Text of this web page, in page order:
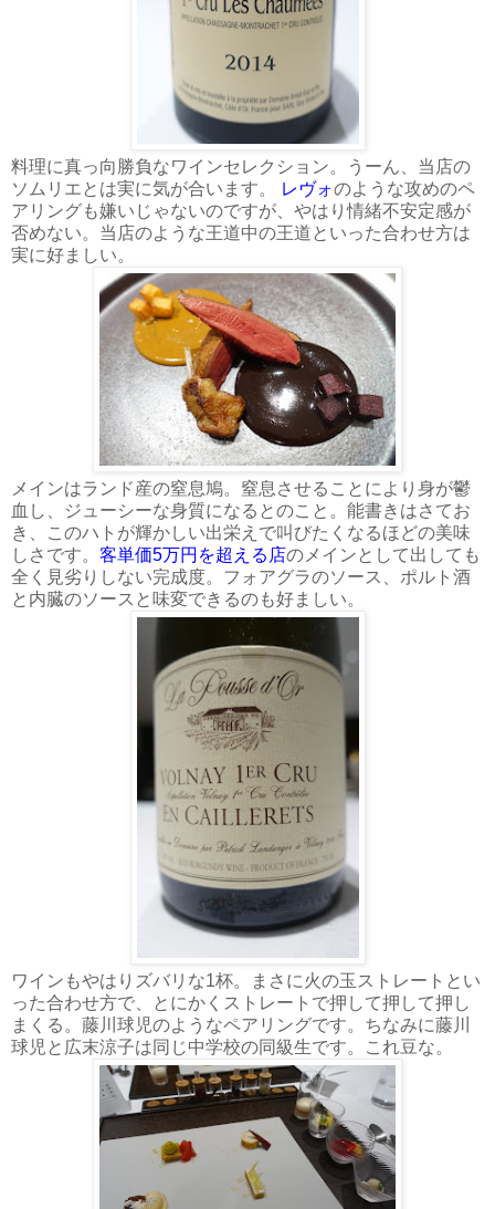
料理に真っ向勝負なワインセレクション。うーん、当店の
ソムリエとは実に気が合います。
レヴォのような攻めのペ
アリングも嫌いじゃないのですが、やはり情緒不安定感が
否めない。当店のような王道中の王道といった合わせ方は
実に好ましい。
メインはランド産の窒息鳩。窒息させることにより身が鬱
血し、ジューシーな身質になるとのこと。能書きはさてお
き、このハトが輝かしい出栄えで叫びたくなるほどの美味
しさです。 客単価5万円を超える店のメインとして出しても
全く見劣りしない完成度。フォアグラのソース、ポルト酒
と内臓のソースと味変できるのも好ましい。
ワインもやはりズバリな1杯。まさに火の玉ストレートとい
った合わせ方で、とにかくストレートで押して押して押し
まくる。藤川球児のようなペアリングです。ちなみに藤川
球児と広末涼子は同じ中学校の同級生です。これ豆な。